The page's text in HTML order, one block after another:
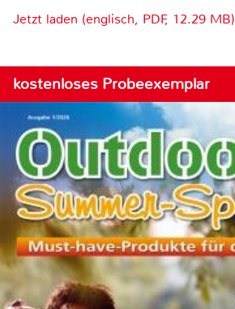
Jetzt laden (englisch, PDF, 12.29 MB)
kostenloses Probeexemplar